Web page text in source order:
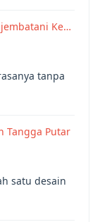
Ke…
tanpa
Tangga Putar
satu desain